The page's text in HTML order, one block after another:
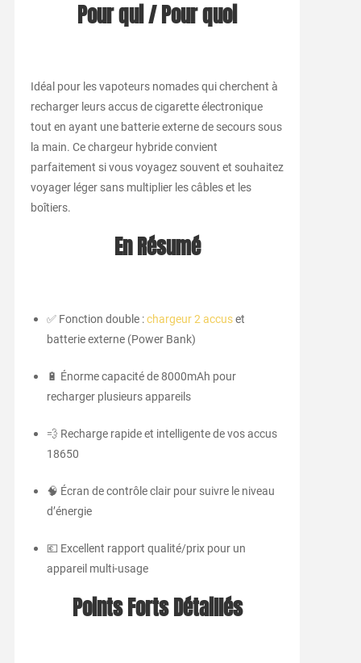
Pour qui / Pour quoi
Idéal pour les vapoteurs nomades qui cherchent à
recharger leurs accus de cigarette électronique
tout en ayant une batterie externe de secours sous
la main. Ce chargeur hybride convient
parfaitement si vous voyagez souvent et souhaitez
voyager léger sans multiplier les câbles et les
boîtiers.
En Résumé
✅ Fonction double :chargeur 2 accuset
batterie externe (Power Bank)
🔋 Énorme capacité de 8000mAh pour
recharger plusieurs appareils
💨 Recharge rapide et intelligente de vos accus
18650
🧠 Écran de contrôle clair pour suivre le niveau
d’énergie
💶 Excellent rapport qualité/prix pour un
appareil multi-usage
Points Forts Détaillés